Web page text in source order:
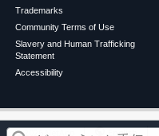
この記事は役に立ちましたか？
Trademarks
Community Terms of Use
Slavery and Human Trafficking
Statement
Accessibility
©2026 NetApp English